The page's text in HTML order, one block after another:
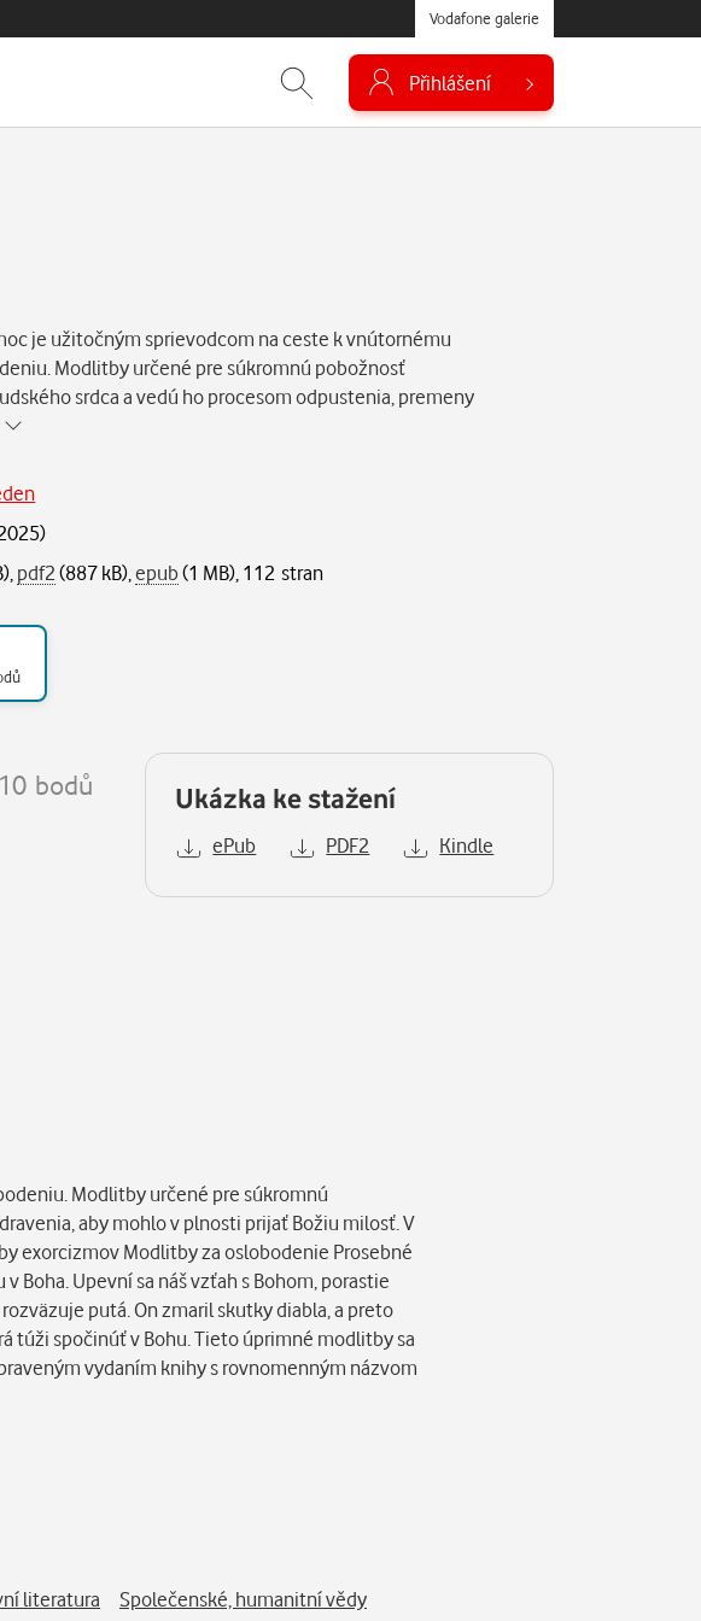
Vodafone galerie
Přihlášení
je užitočným sprievodcom na ceste k vnútornému
Modlitby určené pre súkromnú pobožnosť
srdca a vedú ho procesom odpustenia, premeny
)
pdf2(887 kB),epub(1 MB), 112 stran
bodů Ukázka ke stažení
ePub PDF2 Kindle
Modlitby určené pre súkromnú
aby mohlo v plnosti prijať Božiu milosť. V
exorcizmov Modlitby za oslobodenie Prosebné
Upevní sa náš vzťah s Bohom, porastie
putá. On zmaril skutky diabla, a preto
túži spočinúť v Bohu. Tieto úprimné modlitby sa
vydaním knihy s rovnomenným názvom
literatura Společenské, humanitní vědy